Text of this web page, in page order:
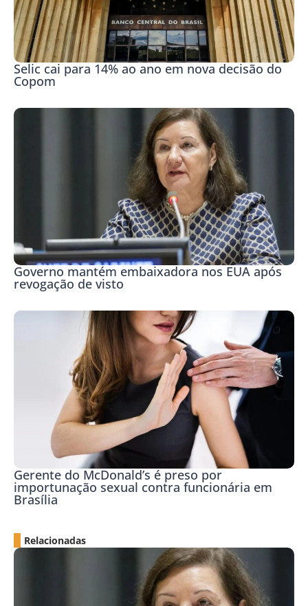
Selic cai para 14% ao ano em nova decisão do
Copom
Governo mantém embaixadora nos EUA após
revogação de visto
Gerente do McDonald’s é preso por
importunação sexual contra funcionária em
Brasília
Relacionadas